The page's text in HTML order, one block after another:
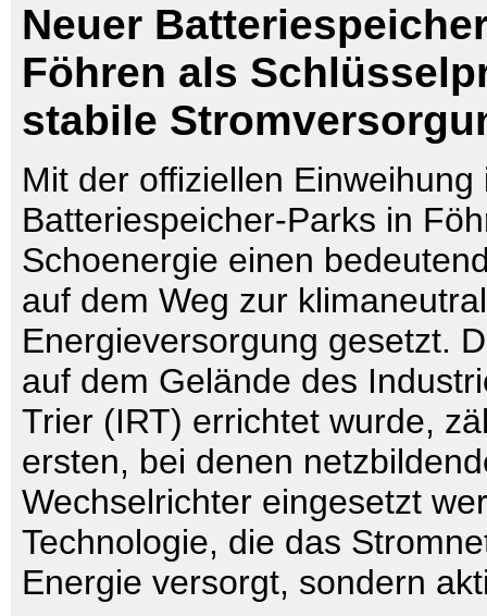
Neuer
Föhren als
stabile
Mit der offiziellen Einweihung
Batteriespeicher-Parks in
Schoenergie einen
auf dem Weg zur
Energieversorgung gesetzt.
auf dem Gelände des
Trier (IRT) errichtet wurde,
ersten, bei denen
Wechselrichter eingesetzt
Technologie, die das
Energie versorgt, sondern